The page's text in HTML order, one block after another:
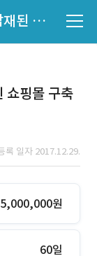
우커머스 기반 다국어 기능이 탑재된 쇼핑몰 구축
쇼핑몰 구축
록 일자 2017.12.29.
원
60일